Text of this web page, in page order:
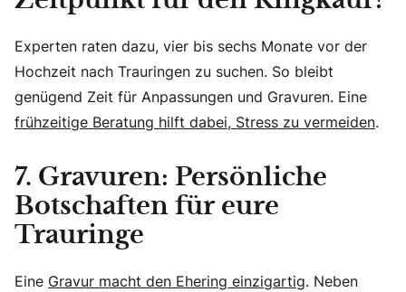
Experten raten dazu, vier bis sechs Monate vor der
Hochzeit nach Trauringen zu suchen. So bleibt
genügend Zeit für Anpassungen und Gravuren. Eine
frühzeitige Beratung hilft dabei, Stress zu vermeiden.
7. Gravuren: Persönliche
Botschaften für eure
Trauringe
Eine Gravur macht den Ehering einzigartig. Neben